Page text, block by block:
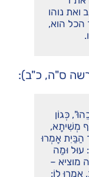
נוהו
הכל הוא,
ס"ה, כ"ב):
כְּגוֹן
מְשִׁיתָא,
אָמְרוּ
עוּל וּמַה
מוציא –
אָמְרוּ לוֹ: